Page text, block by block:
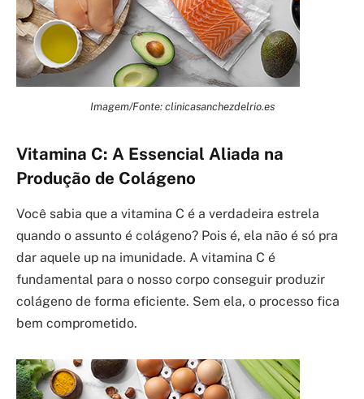
Imagem/Fonte: clinicasanchezdelrio.es
Vitamina C: A Essencial Aliada na
Produção de Colágeno
Você sabia que a vitamina C é a verdadeira estrela
quando o assunto é colágeno? Pois é, ela não é só pra
dar aquele up na imunidade. A vitamina C é
fundamental para o nosso corpo conseguir produzir
colágeno de forma eficiente. Sem ela, o processo fica
bem comprometido.